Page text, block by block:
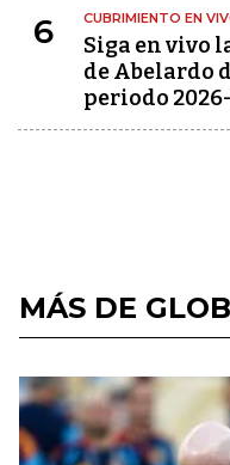
6 CUBRIMIENTO EN
Siga en vivo
de Abelardo
periodo
MÁS DE